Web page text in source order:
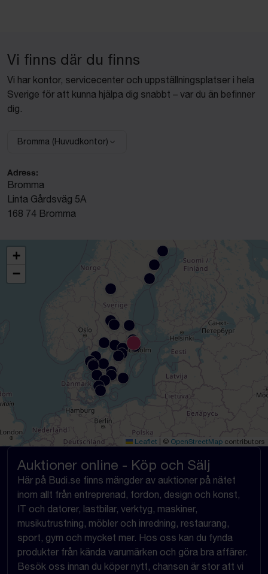
Vi finns där du finns
Vi har kontor, servicecenter och uppställningsplatser i hela
Sverige för att kunna hjälpa dig snabbt – var du än befinner
dig.
Välj anläggning:
Bromma (Huvudkontor)
Adress:
Bromma
Linta Gårdsväg 5A
168 74 Bromma
+
−
Leaflet © OpenStreetMap contributors
Auktioner online - Köp och Sälj
Här på Budi.se finns mängder av auktioner på nätet
inom allt från entreprenad, fordon, design och konst,
IT och datorer, lastbilar, verktyg, maskiner,
musikutrustning, möbler och inredning, restaurang,
sport, gym och mycket mer. Hos oss kan du fynda
produkter från kända varumärken och göra bra affärer.
Besök oss innan du köper nytt, chansen är stor att vi